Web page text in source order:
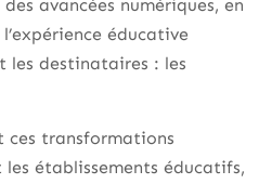
avancées numériques, en
éducative
les destinataires : les
ces transformations
les établissements éducatifs,